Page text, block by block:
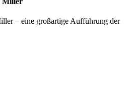
– eine großartige Aufführung der